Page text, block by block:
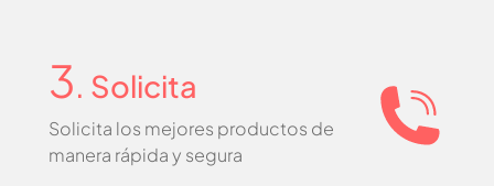
3. Solicita
Solicita los mejores productos de
manera rápida y segura